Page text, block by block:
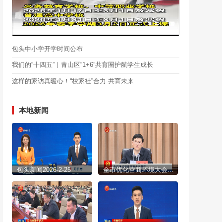
包头中小学开学时间公布
我们的“十四五”｜青山区“1+6”共育圈护航学生成长
这样的家访真暖心！“校家社”合力 共育未来
本地新闻
包头新闻2026-2-25 全市优化营商环境大会召开